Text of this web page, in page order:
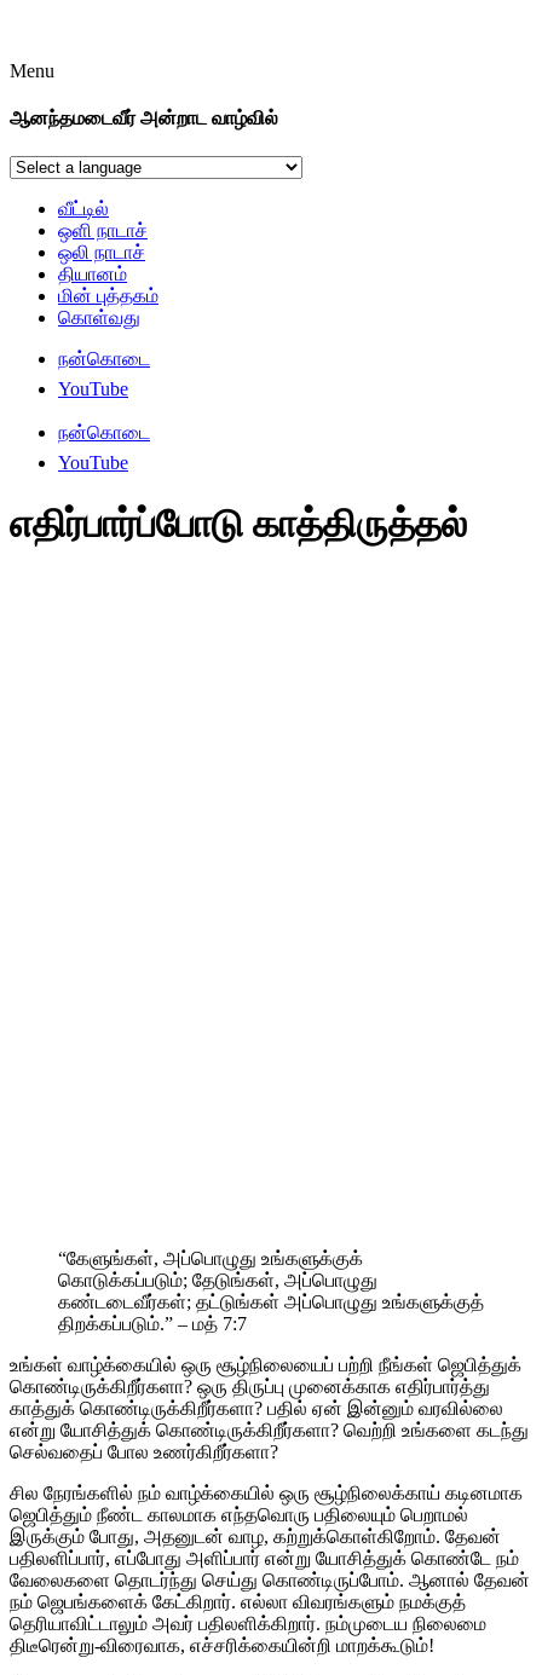
Menu
ஆனந்தமடைவீர் அன்றாட வாழ்வில்
வீட்டில்
ஒளி நாடாச்
ஒலி நாடாச்
தியானம்
மின் புத்தகம்
கொள்வது
நன்கொடை
YouTube
நன்கொடை
YouTube
எதிர்பார்ப்போடு காத்திருத்தல்
“கேளுங்கள், அப்பொழுது உங்களுக்குக்
கொடுக்கப்படும்; தேடுங்கள், அப்பொழுது
கண்டடைவீர்கள்; தட்டுங்கள் அப்பொழுது உங்களுக்குத்
திறக்கப்படும்.” – மத் 7:7
உங்கள் வாழ்க்கையில் ஒரு சூழ்நிலையைப் பற்றி நீங்கள் ஜெபித்துக்
கொண்டிருக்கிறீர்களா? ஒரு திருப்பு முனைக்காக எதிர்பார்த்து
காத்துக் கொண்டிருக்கிறீர்களா? பதில் ஏன் இன்னும் வரவில்லை
என்று யோசித்துக் கொண்டிருக்கிறீர்களா? வெற்றி உங்களை கடந்து
செல்வதைப் போல உணர்கிறீர்களா?
சில நேரங்களில் நம் வாழ்க்கையில் ஒரு சூழ்நிலைக்காய் கடினமாக
ஜெபித்தும் நீண்ட காலமாக எந்தவொரு பதிலையும் பெறாமல்
இருக்கும் போது, அதனுடன் வாழ, கற்றுக்கொள்கிறோம். தேவன்
பதிலளிப்பார், எப்போது அளிப்பார் என்று யோசித்துக் கொண்டே நம்
வேலைகளை தொடர்ந்து செய்து கொண்டிருப்போம். ஆனால் தேவன்
நம் ஜெபங்களைக் கேட்கிறார். எல்லா விவரங்களும் நமக்குத்
தெரியாவிட்டாலும் அவர் பதிலளிக்கிறார். நம்முடைய நிலைமை
திடீரென்று-விரைவாக, எச்சரிக்கையின்றி மாறக்கூடும்!